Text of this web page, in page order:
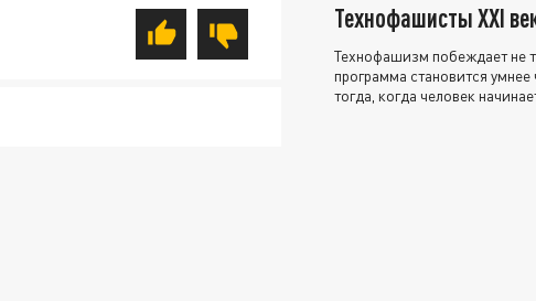
Технофашисты XXI
Технофашизм побеждает не
программа становится
тогда, когда человек